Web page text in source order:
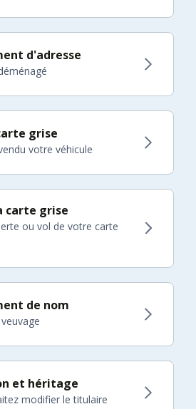
d'adresse
grise
votre véhicule
carte grise
ou vol de votre carte
de nom
et héritage
modifier le titulaire